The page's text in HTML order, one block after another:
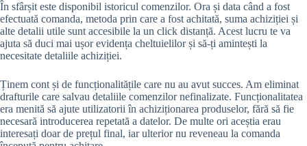
În sfârșit este disponibil istoricul comenzilor. Ora și data când a fost
efectuată comanda, metoda prin care a fost achitată, suma achiziției și
alte detalii utile sunt accesibile la un click distanță. Acest lucru te va
ajuta să duci mai ușor evidența cheltuielilor și să-ți amintești la
necesitate detaliile achiziției.
Ținem cont și de funcționalitățile care nu au avut succes. Am eliminat
drafturile care salvau detaliile comenzilor nefinalizate. Funcționalitatea
era menită să ajute utilizatorii în achiziționarea produselor, fără să fie
necesară introducerea repetată a datelor. De multe ori aceștia erau
interesați doar de prețul final, iar ulterior nu reveneau la comanda